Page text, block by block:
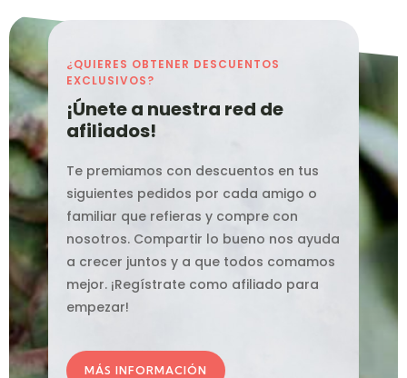
¿QUIERES OBTENER DESCUENTOS
EXCLUSIVOS?
¡Únete a nuestra red de
afiliados!
Te premiamos con descuentos en tus
siguientes pedidos por cada amigo o
familiar que refieras y compre con
nosotros. Compartir lo bueno nos ayuda
a crecer juntos y a que todos comamos
mejor. ¡Regístrate como afiliado para
empezar!
MÁS INFORMACIÓN